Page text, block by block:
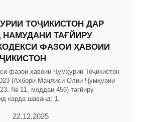
ТОҶИКИСТОН ДАР
ТАҒЙИРУ
ФАЗОИ ҲАВОИИ
фазои ҳавоии Ҷумҳурии Тоҷикистон
(Ахбори Маҷлиси Олии Ҷумҳурии
№ 11, моддаи 456) тағйиру
карда шаванд: 1.
22.12.2025